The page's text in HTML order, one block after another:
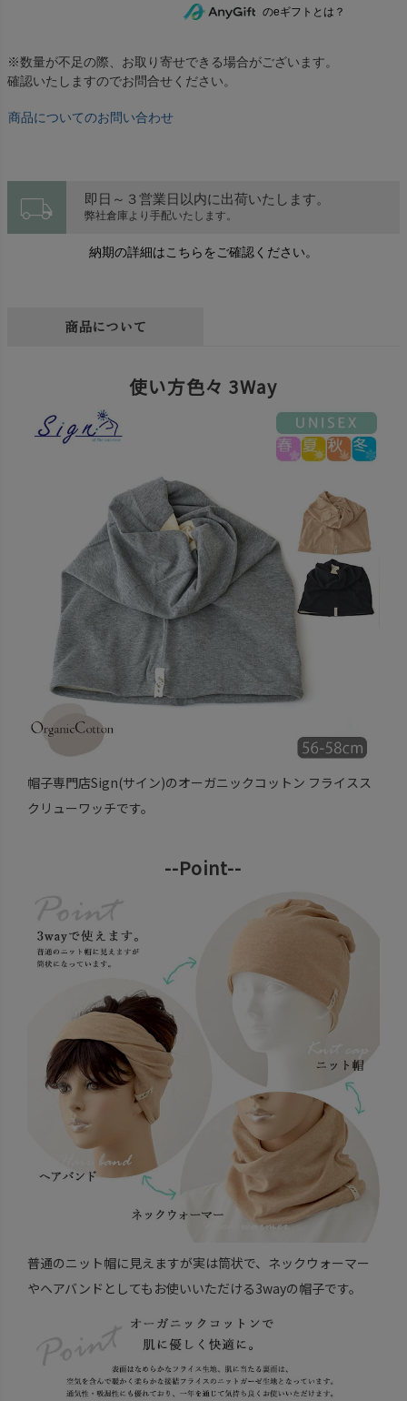
のeギフトとは？
※数量が不足の際、お取り寄せできる場合がございます。
確認いたしますのでお問合せください。
商品についてのお問い合わせ
local_shipping 即日～３営業日以内に出荷いたします。
弊社倉庫より手配いたします。
納期の詳細はこちらをご確認ください。
商品について
使い方色々 3Way
帽子専門店Sign(サイン)のオーガニックコットン フライスス
クリューワッチです。
--Point--
普通のニット帽に見えますが実は筒状で、ネックウォーマー
やヘアバンドとしてもお使いいただける3wayの帽子です。